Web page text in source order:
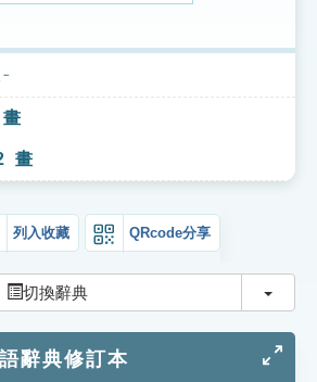
ㄧ
畫
畫
列入收藏 QRcode分享
切換辭典 切換
辭典修訂本